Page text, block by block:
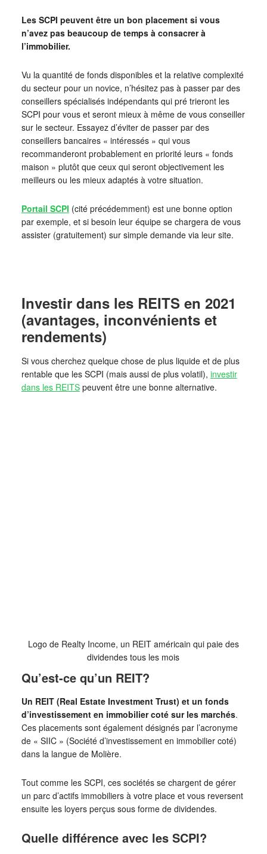
Les SCPI peuvent être un bon placement si vous
n’avez pas beaucoup de temps à consacrer à
l’immobilier.
Vu la quantité de fonds disponibles et la relative complexité
du secteur pour un novice, n’hésitez pas à passer par des
conseillers spécialisés indépendants qui pré trieront les
SCPI pour vous et seront mieux à même de vous conseiller
sur le secteur. Essayez d’éviter de passer par des
conseillers bancaires « intéressés » qui vous
recommanderont probablement en priorité leurs « fonds
maison » plutôt que ceux qui seront objectivement les
meilleurs ou les mieux adaptés à votre situation.
Portail SCPI (cité précédemment) est une bonne option
par exemple, et si besoin leur équipe se chargera de vous
assister (gratuitement) sur simple demande via leur site.
Investir dans les REITS en 2021
(avantages, inconvénients et
rendements)
Si vous cherchez quelque chose de plus liquide et de plus
rentable que les SCPI (mais aussi de plus volatil), investir
dans les REITSpeuvent être une bonne alternative.
Logo de Realty Income, un REIT américain qui paie des
dividendes tous les mois
Qu’est-ce qu’un REIT?
Un REIT (Real Estate Investment Trust) et un fonds
d’investissement en immobilier coté sur les marchés.
Ces placements sont également désignés par l’acronyme
de « SIIC » (Société d’investissement en immobilier coté)
dans la langue de Molière.
Tout comme les SCPI, ces sociétés se chargent de gérer
un parc d’actifs immobiliers à votre place et vous reversent
ensuite les loyers perçus sous forme de dividendes.
Quelle différence avec les SCPI?